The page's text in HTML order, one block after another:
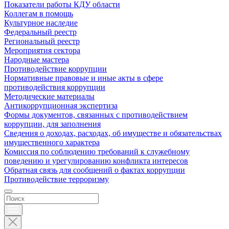
Показатели работы КДУ области
Коллегам в помощь
Культурное наследие
Федеральный реестр
Региональный реестр
Мероприятия сектора
Народные мастера
Противодействие коррупции
Нормативные правовые и иные акты в сфере
противодействия коррупции
Методические материалы
Антикоррупционная экспертиза
Формы документов, связанных с противодействием
коррупции, для заполнения
Сведения о доходах, расходах, об имуществе и обязательствах
имущественного характера
Комиссия по соблюдению требований к служебному
поведению и урегулированию конфликта интересов
Обратная связь для сообщений о фактах коррупции
Противодействие терроризму